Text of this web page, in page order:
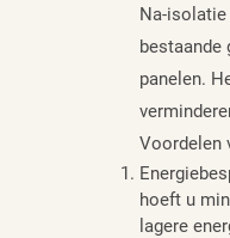
Na-
bestaande
panelen.
Voordelen
hoeft u
lagere